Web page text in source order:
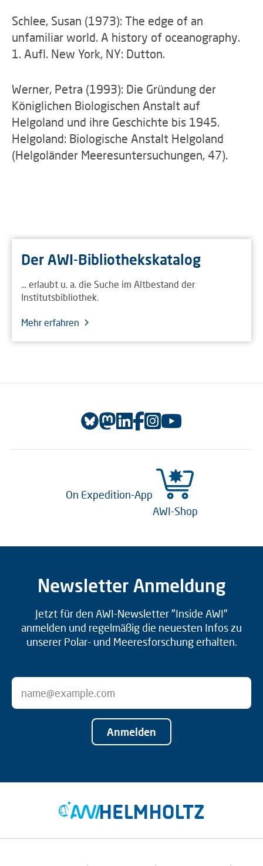
Schlee, Susan (1973): The edge of an
unfamiliar world. A history of oceanography.
1. Aufl. New York, NY: Dutton.
Werner, Petra (1993): Die Gründung der
Königlichen Biologischen Anstalt auf
Helgoland und ihre Geschichte bis 1945.
Helgoland: Biologische Anstalt Helgoland
(Helgoländer Meeresuntersuchungen, 47).
Der AWI-Bibliothekskatalog
... erlaubt u. a. die Suche im Altbestand der
Institutsbibliothek.
Mehr erfahren
On Expedition-App
AWI-Shop
Newsletter Anmeldung
Jetzt für den AWI-Newsletter "Inside AWI"
anmelden und regelmäßig die neuesten Infos zu
unserer Polar- und Meeresforschung erhalten.
Anmelden